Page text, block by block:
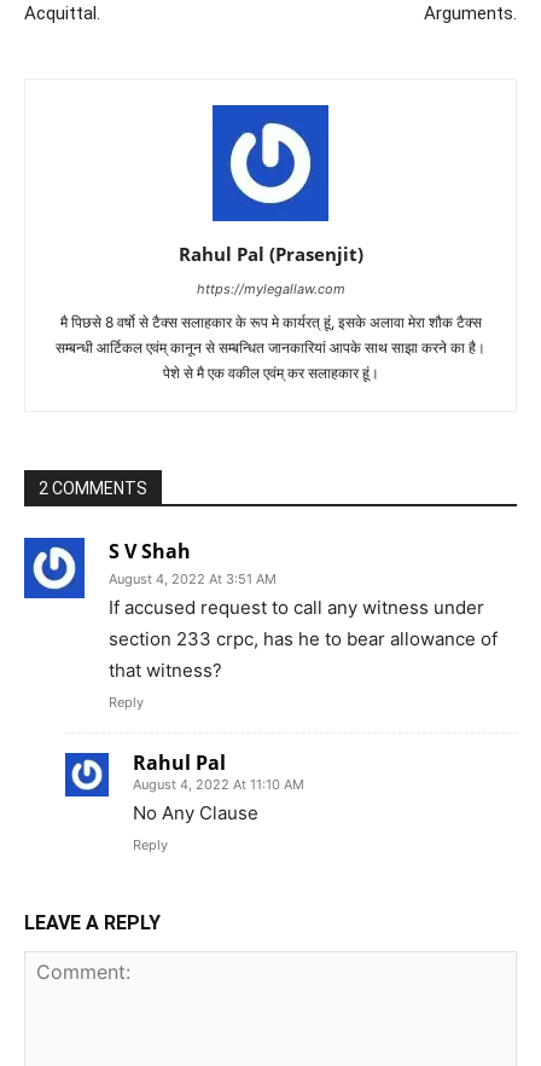
Acquittal.
Arguments.
Rahul Pal (Prasenjit)
https://mylegallaw.com
मै पिछसे 8 वर्षो से टैक्स सलाहकार के रूप मे कार्यरत् हूं, इसके अलावा मेरा शौक टैक्स
सम्बन्धी आर्टिकल एवंम् कानून से सम्बन्धित जानकारियां आपके साथ साझा करने का है।
पेशे से मै एक वकील एवंम् कर सलाहकार हूं।
2 COMMENTS
S V Shah
August 4, 2022 At 3:51 AM
If accused request to call any witness under
section 233 crpc, has he to bear allowance of
that witness?
Reply
Rahul Pal
August 4, 2022 At 11:10 AM
No Any Clause
Reply
LEAVE A REPLY